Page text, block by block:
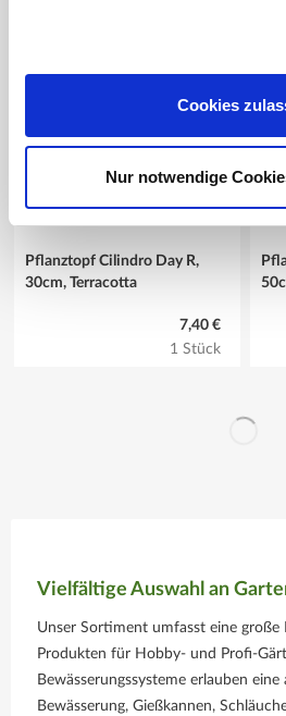
Cookies
Nur notwendige
Derzeit vergriffen
Pflanztopf Cilindro Day R,
30cm, Terracotta
7,40 €
1 Stück
Vielfältige Auswahl an
Unser Sortiment umfasst eine große
Produkten für Hobby- und Profi-
Bewässerungssysteme erlauben
Bewässerung, Gießkannen,